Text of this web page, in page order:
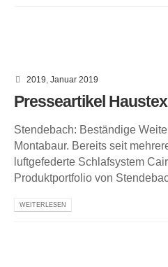
2019 Januar 2019
Presseartikel
Stendebach: Beständige
Montabaur. Bereits seit
luftgefederte Schlafsystem
Produktportfolio von
WEITERLESEN